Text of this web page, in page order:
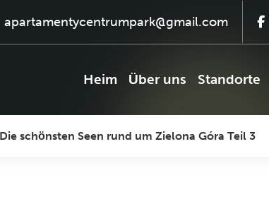
apartamentycentrumpark@gmail.com
Heim Über uns Standorte
Die schönsten Seen rund um Zielona Góra Teil 3